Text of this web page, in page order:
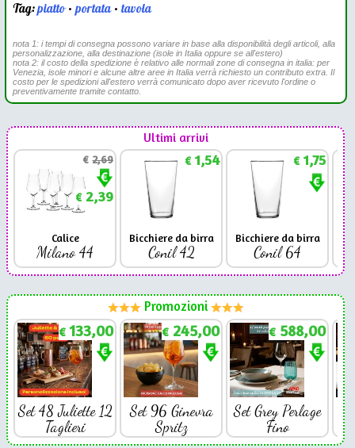
Tag:piatto•portata•tavola
nota 1: i tempi di consegna possono variare in base alla disponibilità degli articoli, alla
personalizzazione, alla destinazione (isole in Italia oppure se all'estero)
nota 2: il costo della spedizione è relativo alle normali zone di consegna in italia: per
Venezia, isole minori e alcune altre aree in Italia verrà richiesto un contributo extra. Il
costo per le spedizioni all'estero verrà comunicato dopo aver ricevuto l'ordine o
preventivamente tramite contatto.
Ultimi arrivi
€2,69
€2,39
Calice
Milano 44
€1,54
Bicchiere da birra
Conil 42
€1,75
Bicchiere da birra
Conil 64
Promozioni
€ 133,00
Set 48 Juliette 12
Taglieri
€ 245,00
Set 96 Ginevra
Spritz
€ 588,00
Set Grey Perlage
Fino